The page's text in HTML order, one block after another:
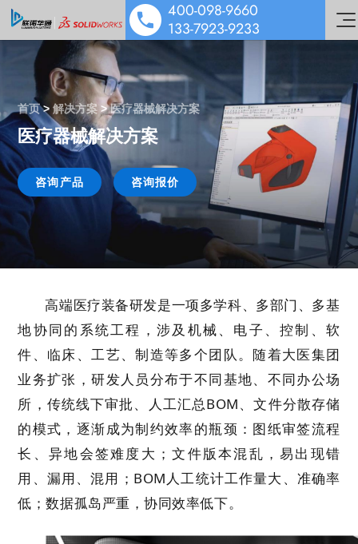
SOLIDWORKS 设计
多学科仿真
数据管理协作
机电协同一体化
技术服务
工业设备解决方案
医疗器械解决方案
泵阀行业解决方案
能源与材料解决方案
行业解决方案&应用案例
技术交流
行业案例
公司介绍
就业机会
企业文化
400-098-9660
133-7923-9233
首页>解决方案 >医疗器械解决方案
医疗器械解决方案
咨询产品 咨询报价
高端医疗装备研发是一项多学科、多部门、多基
地协同的系统工程，涉及机械、电子、控制、软
件、临床、工艺、制造等多个团队。随着大医集团
业务扩张，研发人员分布于不同基地、不同办公场
所，传统线下审批、人工汇总BOM、文件分散存储
的模式，逐渐成为制约效率的瓶颈：图纸审签流程
长、异地会签难度大；文件版本混乱，易出现错
用、漏用、混用； BOM 人工统计工作量大、准确率
低；数据孤岛严重，协同效率低下。